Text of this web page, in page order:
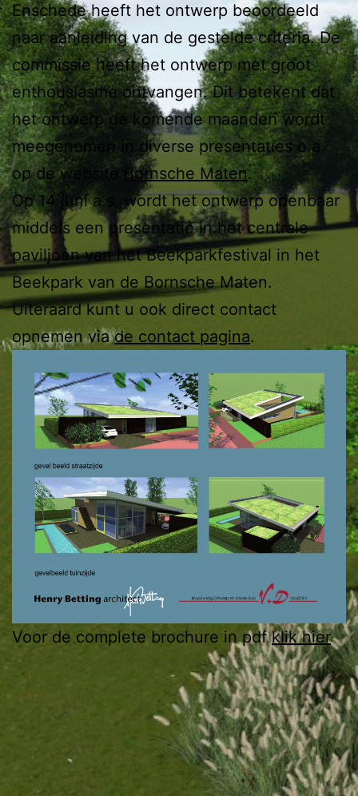
Enschede heeft het ontwerp beoordeeld
naar aanleiding van de gestelde criteria. De
commissie heeft het ontwerp met groot
enthousiasme ontvangen. Dit betekent dat
het ontwerp de komende maanden wordt
meegenomen in diverse presentaties o.a.
op de website Bornsche Maten.
Op 14 juni a.s. wordt het ontwerp openbaar
middels een presentatie in het centrale
paviljoen van het Beekparkfestival in het
Beekpark van de Bornsche Maten.
Uiteraard kunt u ook direct contact
opnemen viade contact pagina.
Voor de complete brochure in pdfklik hier